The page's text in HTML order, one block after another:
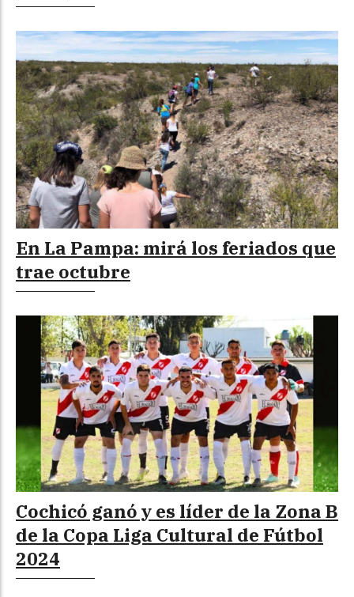
En La Pampa: mirá los feriados que
trae octubre
Cochicó ganó y es líder de la Zona B
de la Copa Liga Cultural de Fútbol
2024